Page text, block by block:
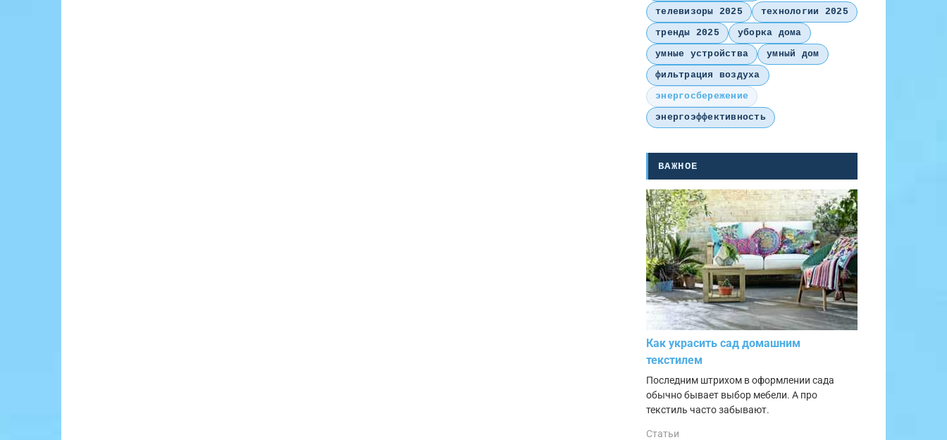
телевизоры 2025
технологии 2025
тренды 2025
уборка дома
умные устройства
умный дом
фильтрация воздуха
энергосбережение
энергоэффективность
ВАЖНОЕ
Как украсить сад домашним
текстилем
Последним штрихом в оформлении сада
обычно бывает выбор мебели. А про
текстиль часто забывают.
Статьи